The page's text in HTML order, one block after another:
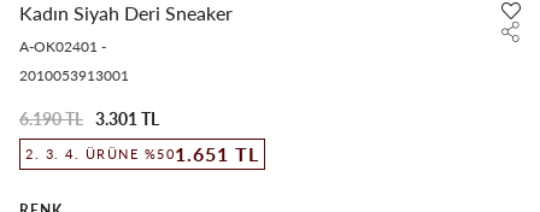
Kadın Siyah Deri Sneaker
A-OK02401 -
2010053913001
6.190 TL 3.301 TL
2. 3. 4. ÜRÜNE %501.651 TL